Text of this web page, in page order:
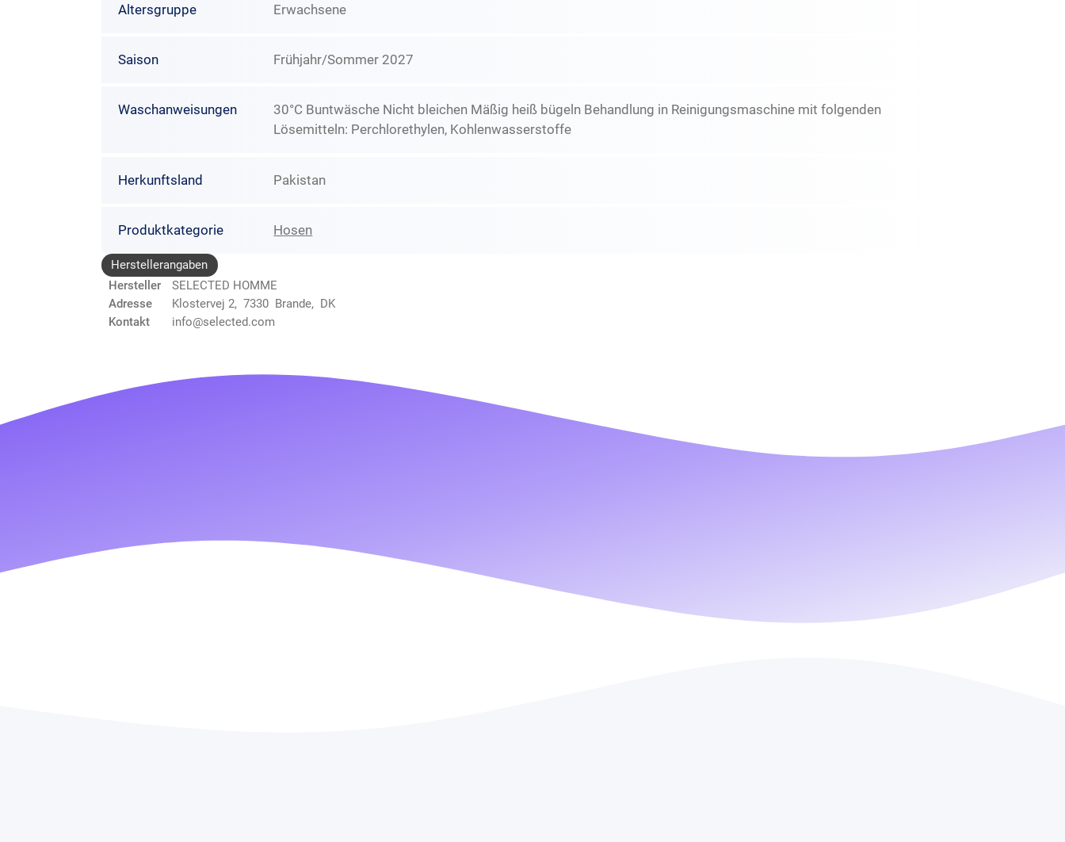
Altersgruppe Erwachsene
Saison Frühjahr/Sommer 2027
Waschanweisungen
30°C Buntwäsche Nicht bleichen Mäßig heiß bügeln Behandlung in Reinigungsmaschine mit folgenden
Lösemitteln: Perchlorethylen, Kohlenwasserstoffe
Herkunftsland Pakistan
Produktkategorie Hosen
Herstellerangaben
Hersteller
SELECTED HOMME
Adresse
Klostervej 2, 7330 Brande, DK
Kontakt
info@selected.com